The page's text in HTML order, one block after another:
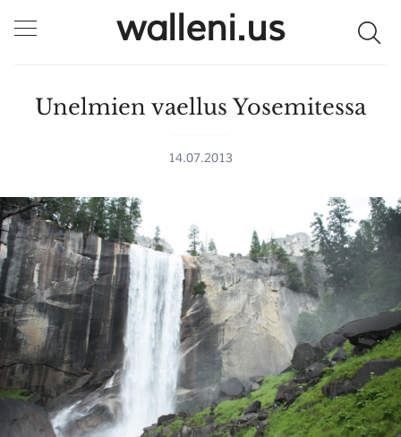
walleni.us
Unelmien vaellus Yosemitessa
14.07.2013